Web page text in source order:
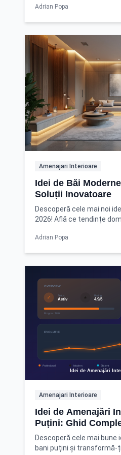
Adrian Popa
Amenajari Interioare
Idei de Băi
Soluții Inovatoare
Descoperă cele mai noi
2026! Află ce tendințe
Adrian Popa
Amenajari Interioare
Idei de Amenajări
Puțini: Ghid
Descoperă cele mai bune
bani puțini și transformă-